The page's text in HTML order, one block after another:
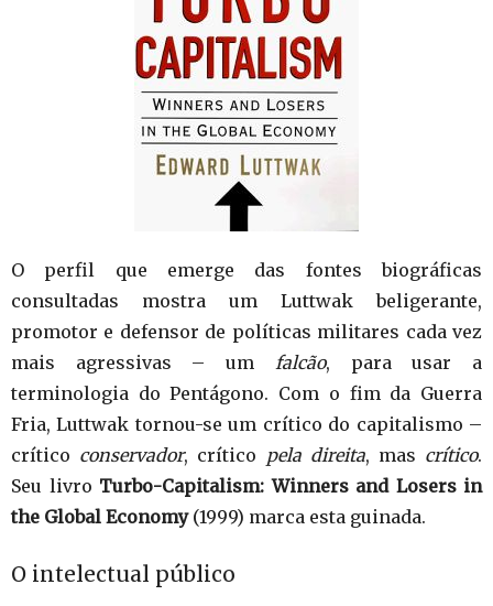
O perfil que emerge das fontes biográficas
consultadas mostra um Luttwak beligerante,
promotor e defensor de políticas militares cada vez
mais agressivas – um
falcão, para usar a
terminologia do Pentágono. Com o fim da Guerra
Fria, Luttwak tornou-se um crítico do capitalismo –
crítico conservador, crítico pela direita, mas crítico.
Seu livro Turbo-Capitalism: Winners and Losers in
the Global Economy(1999) marca esta guinada.
O intelectual público